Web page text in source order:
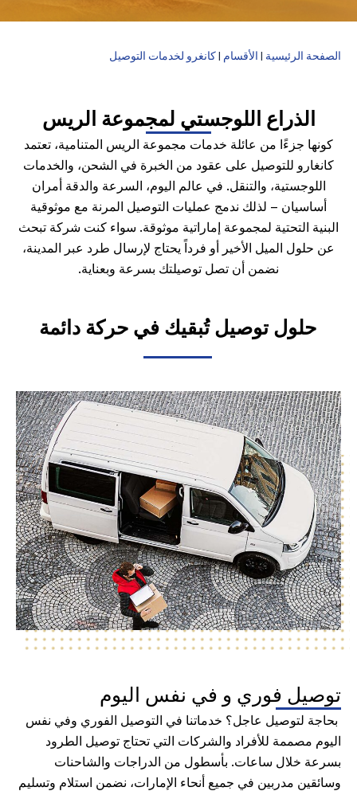
الصفحة الرئيسية |الأقسام |كانغرو لخدمات التوصيل
الذراع اللوجستي لمجموعة الريس
كونها جزءًا من عائلة خدمات مجموعة الريس المتنامية، تعتمد
كانغارو للتوصيل على عقود من الخبرة في الشحن، والخدمات
اللوجستية، والتنقل. في عالم اليوم، السرعة والدقة أمران
أساسيان — لذلك ندمج عمليات التوصيل المرنة مع موثوقية
البنية التحتية لمجموعة إماراتية موثوقة. سواء كنت شركة تبحث
عن حلول الميل الأخير أو فرداً يحتاج لإرسال طرد عبر المدينة،
نضمن أن تصل توصيلتك بسرعة وبعناية.
حلول توصيل تُبقيك في حركة دائمة
توصيل فوري و في نفس اليوم
بحاجة لتوصيل عاجل؟ خدماتنا في التوصيل الفوري وفي نفس
اليوم مصممة للأفراد والشركات التي تحتاج توصيل الطرود
بسرعة خلال ساعات. بأسطول من الدراجات والشاحنات
وسائقين مدربين في جميع أنحاء الإمارات، نضمن استلام وتسليم